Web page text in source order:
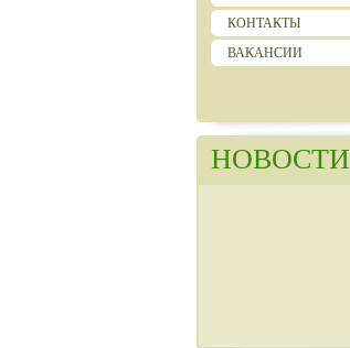
КОНТАКТЫ
ВАКАНСИИ
НОВОСТИ